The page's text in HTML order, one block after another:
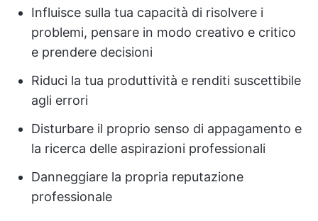
Influisce sulla tua capacità di risolvere i
problemi, pensare in modo creativo e critico
e prendere decisioni
Riduci la tua produttività e renditi suscettibile
agli errori
Disturbare il proprio senso di appagamento e
la ricerca delle aspirazioni professionali
Danneggiare la propria reputazione
professionale